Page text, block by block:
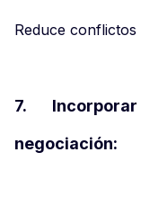
Reduce
7.
negociación: